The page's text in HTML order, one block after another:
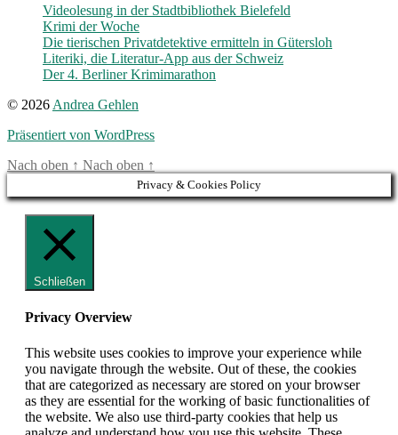
Videolesung in der Stadtbibliothek Bielefeld
Krimi der Woche
Die tierischen Privatdetektive ermitteln in Gütersloh
Literiki, die Literatur-App aus der Schweiz
Der 4. Berliner Krimimarathon
© 2026 Andrea Gehlen
Präsentiert von WordPress
Nach oben ↑ Nach oben ↑
Privacy & Cookies Policy
Schließen
Privacy Overview
This website uses cookies to improve your experience while
you navigate through the website. Out of these, the cookies
that are categorized as necessary are stored on your browser
as they are essential for the working of basic functionalities of
the website. We also use third-party cookies that help us